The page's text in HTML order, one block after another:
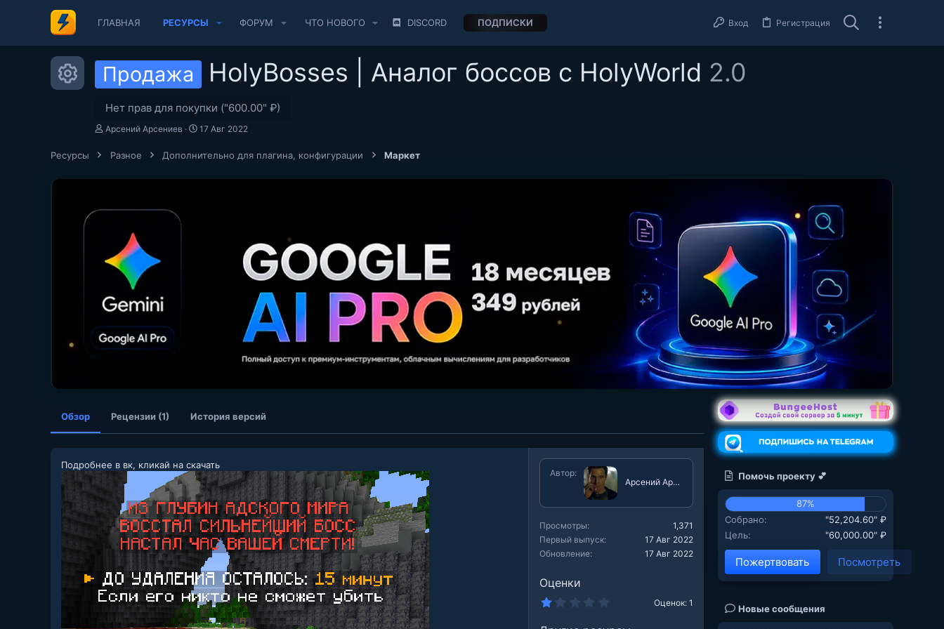
ГЛАВНАЯ РЕСУРСЫ ФОРУМ ЧТО НОВОГО DISCORD ПОДПИСКИ Вход Регистрация
Иконка ресурса
Продажа HolyBosses | Аналог боссов с HolyWorld 2.0
Нет прав для покупки ("600.00" ₽)
А
Арсений Арсениев
Д
а
17 Авг 2022
Ресурсы Разное Дополнительно для плагина, конфигурации Маркет
Обзор Рецензии (1) История версий
Подробнее в вк, кликай на скачать
Автор
Арсений Арсениев
Просмотры
1,371
Первый выпуск
17 Авг 2022
Обновление
17 Авг 2022
Оценки
Оценок: 1
Помочь проекту 💕
87%
Собрано
"52,204.60" ₽
Цель
"60,000.00" ₽
Пожертвовать Посмотреть
Новые сообщения